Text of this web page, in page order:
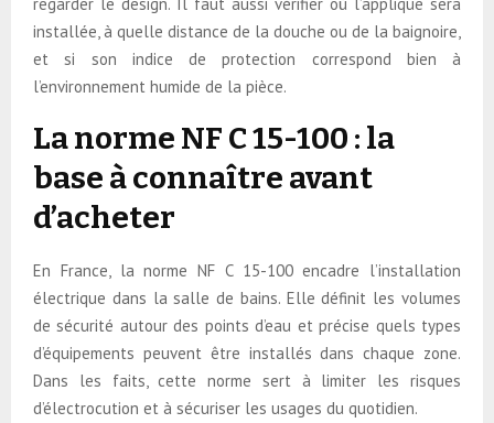
installée, à quelle distance de la douche ou de la baignoire,
et si son indice de protection correspond bien à
l’environnement humide de la pièce.
La norme NF C 15-100 : la
base à connaître avant
d’acheter
En France, la norme NF C 15-100 encadre l’installation
électrique dans la salle de bains. Elle définit les volumes
de sécurité autour des points d’eau et précise quels types
d’équipements peuvent être installés dans chaque zone.
Dans les faits, cette norme sert à limiter les risques
d’électrocution et à sécuriser les usages du quotidien.